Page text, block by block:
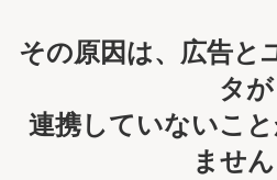
その原因は、広告と
タが
連携していないこ
ません